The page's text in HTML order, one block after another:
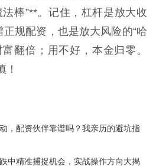
棒”**。记住，杠杆是放大收
正规配资，也是放大风险的“哈
翻倍；用不好，本金归零。
！
，配资伙伴靠谱吗？我亲历的避坑指
中精准捕捉机会，实战操作方向大揭